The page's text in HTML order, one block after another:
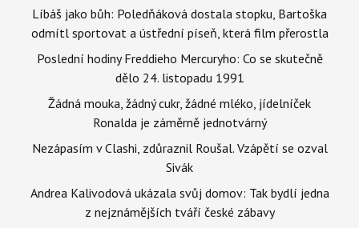
Líbáš jako bůh: Poledňáková dostala stopku, Bartoška
odmítl sportovat a ústřední píseň, která film přerostla
Poslední hodiny Freddieho Mercuryho: Co se skutečně
dělo 24. listopadu 1991
Žádná mouka, žádný cukr, žádné mléko, jídelníček
Ronalda je záměrně jednotvárný
Nezápasím v Clashi, zdůraznil Roušal. Vzápětí se ozval
Sivák
Andrea Kalivodová ukázala svůj domov: Tak bydlí jedna
z nejznámějších tváří české zábavy